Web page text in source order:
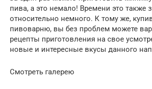
пива, а это немало! Времени это также
относительно немного. К тому же,
пивоварню, вы без проблем можете
рецепты приготовления на свое
новые и интересные вкусы данного
Смотреть галерею